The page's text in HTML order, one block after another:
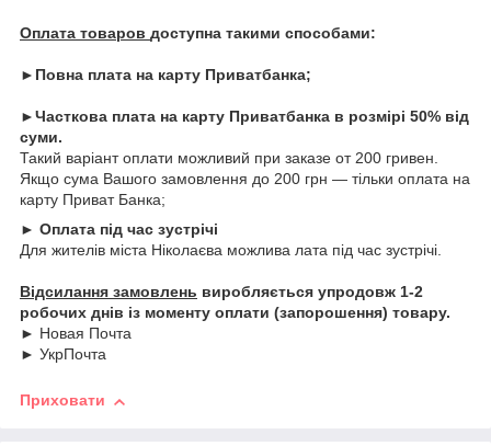
Оплата товаров доступна такими способами:
►Повна плата на карту Приватбанка;
►Часткова плата на карту Приватбанка в розмірі 50% від
суми.
Такий варіант оплати можливий при заказе от 200 гривен.
Якщо сума Вашого замовлення до 200 грн — тільки оплата на
карту Приват Банка;
► Оплата під час зустрічі
Для жителів міста Ніколаєва можлива лата під час зустрічі.
Відсилання замовлень виробляється упродовж 1-2
робочих днів із моменту оплати (запорошення) товару.
► Новая Почта
► УкрПочта
Приховати